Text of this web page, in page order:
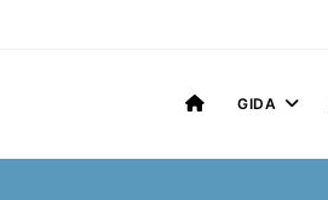
GIDA